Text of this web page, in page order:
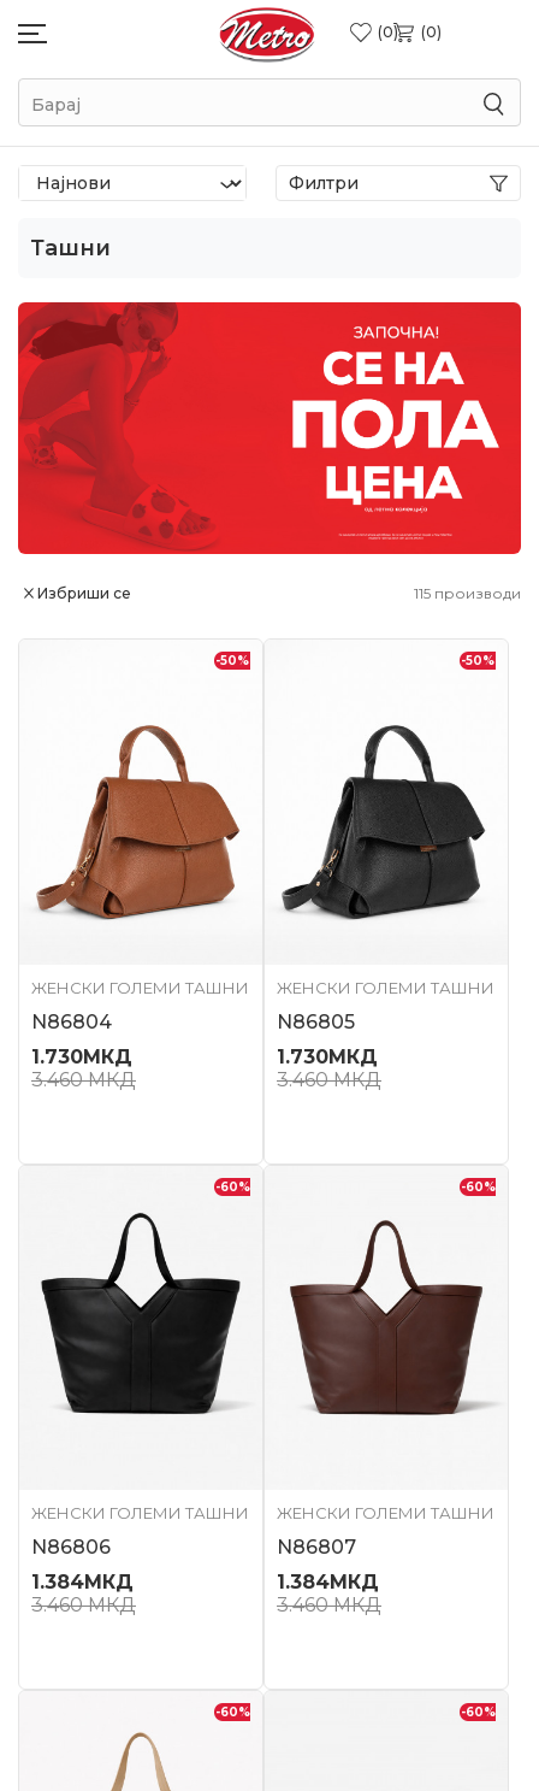
0 0
Барај
Ташни
Филтри
115 производи
Избриши се
-50%
ЖЕНСКИ ГОЛЕМИ ТАШНИ
N86804
1.730МКД
3.460МКД
-50%
ЖЕНСКИ ГОЛЕМИ ТАШНИ
N86805
1.730МКД
3.460МКД
-60%
ЖЕНСКИ ГОЛЕМИ ТАШНИ
N86806
1.384МКД
3.460МКД
-60%
ЖЕНСКИ ГОЛЕМИ ТАШНИ
N86807
1.384МКД
3.460МКД
-60% -60%